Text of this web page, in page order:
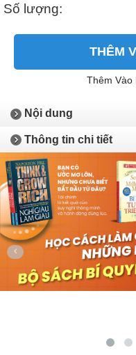
Số lượng:
THÊM
Thêm Vào
Nội dung
Thông tin chi tiết